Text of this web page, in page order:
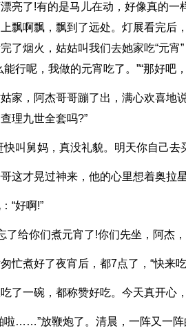
亮了!有的是马儿在动，好像真的
飘啊飘，飘到了远处。灯展看完后
了烟火，姑姑叫我们去她家吃“元宵
能行呢，我做的元宵吃了。”“那好吧
家，阿杰哥哥蹦了出，满心欢喜地
理九世全套吗?”
快叫舅妈，真没礼貌。明天你自己去
这才晃过神来，他的心里想着奥拉
“好啊!”
了给你们煮元宵了!你们先坐，阿杰
忙煮好了夜宵后，都7点了，“快来
了一碗，都称赞好吃。今天真开心
啦……”放鞭炮了。清晨，一阵又一